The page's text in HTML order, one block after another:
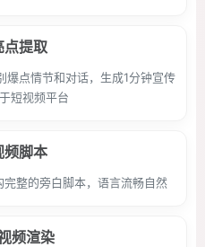
点提取
爆点情节和对话，生成1分钟宣传
短视频平台
频脚本
整的旁白脚本，语言流畅自然
频渲染